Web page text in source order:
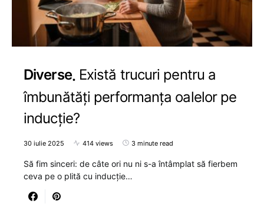
Diverse Există trucuri pentru a
îmbunătăți performanța oalelor pe
inducție?
30 iulie 2025 414 views 3 minute read
Să fim sinceri: de câte ori nu ni s-a întâmplat să fierbem
ceva pe o plită cu inducție…